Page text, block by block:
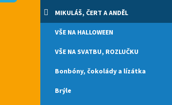
e
l
MIKULÁŠ, ČERT A ANDĚL
VŠE NA HALLOWEEN
VŠE NA SVATBU, ROZLUČKU
Bonbóny, čokolády a lízátka
Brýle